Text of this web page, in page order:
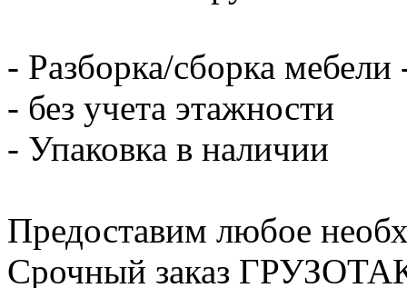
- Разборка/сборка мебели
- без учета этажности
- Упаковка в наличии
Предоставим любое
Срочный заказ